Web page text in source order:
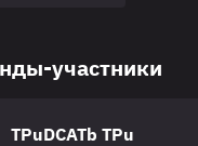
участники
TPuDCATb TPu